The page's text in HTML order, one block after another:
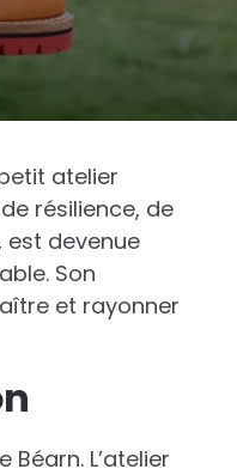
atelier
résilience, de
devenue
Son
et rayonner
L’atelier